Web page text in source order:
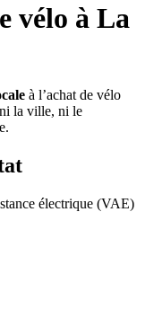
vélo à La
à l’achat de vélo
la ville, ni le
électrique (VAE)